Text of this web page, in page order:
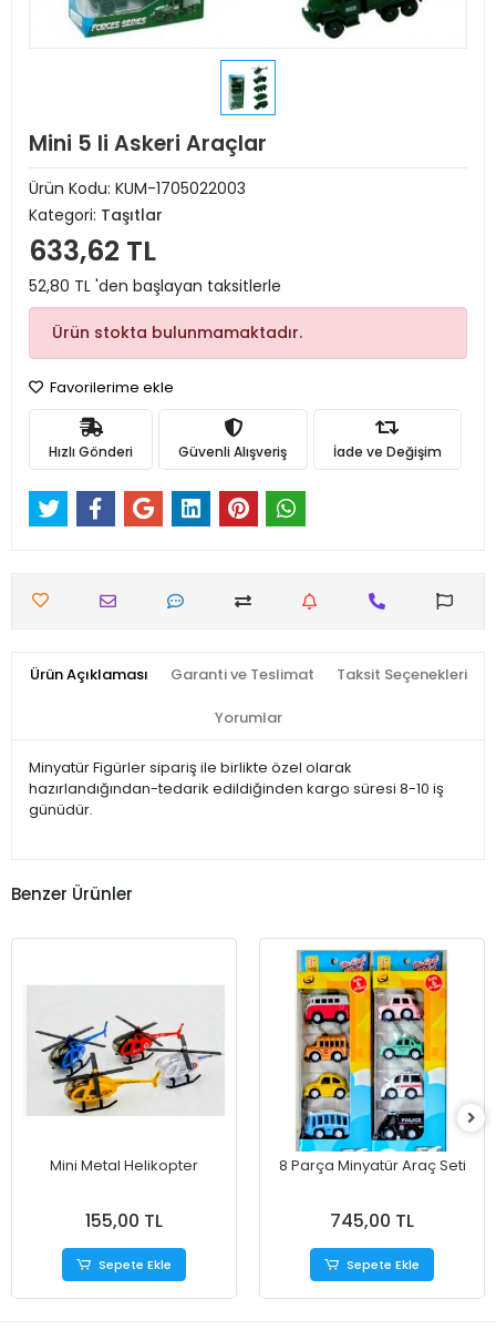
Mini 5 li Askeri Araçlar
Ürün Kodu: KUM-1705022003
Kategori: Taşıtlar
633,62 TL
52,80 TL 'den başlayan taksitlerle
Ürün stokta bulunmamaktadır.
Favorilerime ekle
Hızlı Gönderi Güvenli Alışveriş İade ve Değişim
Ürün Açıklaması Garanti ve Teslimat Taksit Seçenekleri
Yorumlar
Minyatür Figürler sipariş ile birlikte özel olarak
hazırlandığından-tedarik edildiğinden kargo süresi 8-10 iş
günüdür.
Benzer Ürünler
Mini Metal Helikopter
155,00 TL
Sepete Ekle
8 Parça Minyatür Araç Seti
745,00 TL
Sepete Ekle